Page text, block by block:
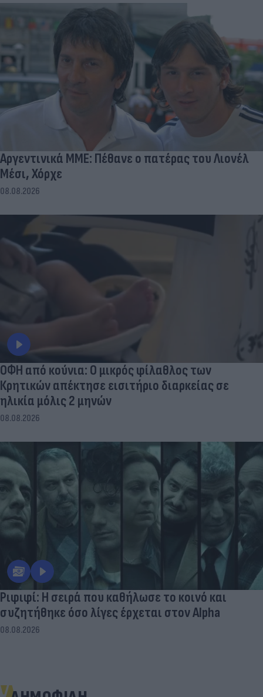
Αργεντινικά ΜΜΕ: Πέθανε ο πατέρας του Λιονέλ
Μέσι, Χόρχε
08.08.2026
ΟΦΗ από κούνια: Ο μικρός φίλαθλος των
Κρητικών απέκτησε εισιτήριο διαρκείας σε
ηλικία μόλις 2 μηνών
08.08.2026
Ριφιφί: Η σειρά που καθήλωσε το κοινό και
συζητήθηκε όσο λίγες έρχεται στον Alpha
08.08.2026